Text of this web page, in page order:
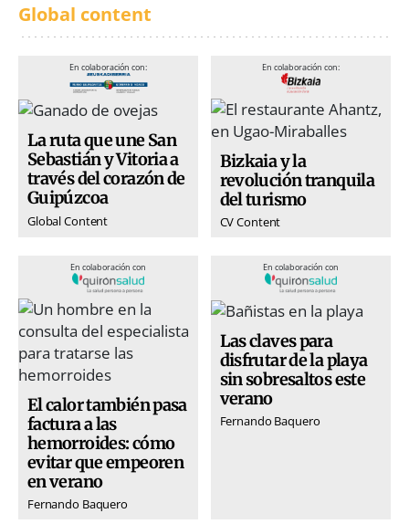
Global content
En colaboración con:
La ruta que une San
Sebastián y Vitoria a
través del corazón de
Guipúzcoa
Global Content
En colaboración con:
Bizkaia y la
revolución tranquila
del turismo
CV Content
En colaboración con
El calor también pasa
factura a las
hemorroides: cómo
evitar que empeoren
en verano
Fernando Baquero
En colaboración con
Las claves para
disfrutar de la playa
sin sobresaltos este
verano
Fernando Baquero